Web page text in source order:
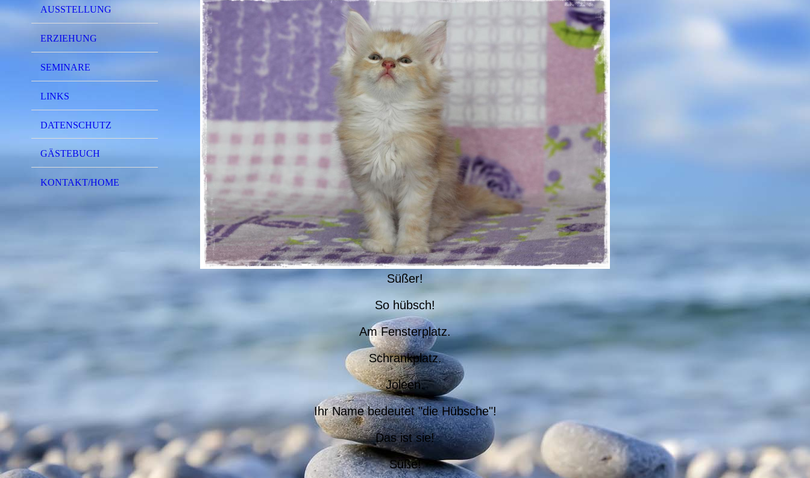
AUSSTELLUNG
ERZIEHUNG
SEMINARE
LINKS
DATENSCHUTZ
GÄSTEBUCH
KONTAKT/HOME
Süßer!
So hübsch!
Am Fensterplatz.
Schrankplatz.
Joleen.
Ihr Name bedeutet "die Hübsche"!
Das ist sie!
Süße!